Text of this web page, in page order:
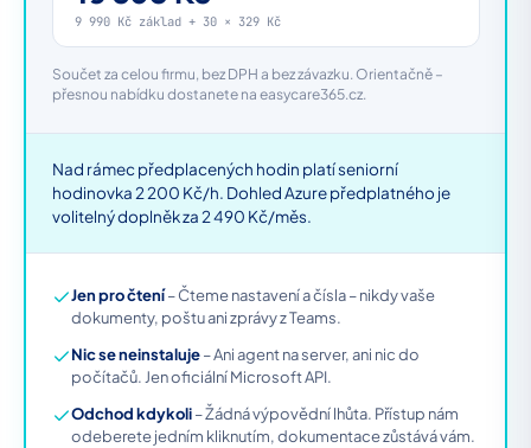
9 990 Kč základ + 30 × 329 Kč
Součet za celou firmu, bez DPH a bez závazku. Orientačně –
přesnou nabídku dostanete na easycare365.cz.
Nad rámec předplacených hodin platí seniorní
hodinovka 2 200 Kč/h. Dohled Azure předplatného je
volitelný doplněk za 2 490 Kč/měs.
Jen pro čtení– Čteme nastavení a čísla – nikdy vaše
dokumenty, poštu ani zprávy z Teams.
Nic se neinstaluje– Ani agent na server, ani nic do
počítačů. Jen oficiální Microsoft API.
Odchod kdykoli– Žádná výpovědní lhůta. Přístup nám
odeberete jedním kliknutím, dokumentace zůstává vám.